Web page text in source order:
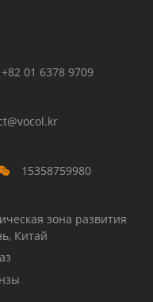
01 6378 9709
15358759980
зона развития
Китай